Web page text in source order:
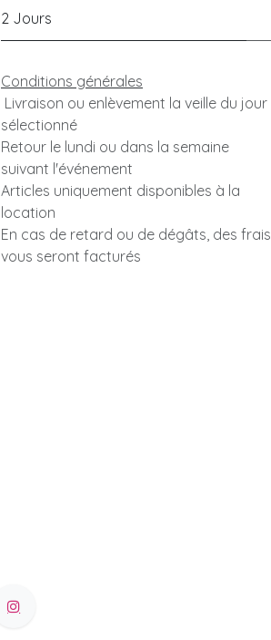
2 Jours
Conditions générales
Livraison ou enlèvement la veille du jour
sélectionné
Retour le lundi ou dans la semaine
suivant l'événement
Articles uniquement disponibles à la
location
En cas de retard ou de dégâts, des frais
vous seront facturés